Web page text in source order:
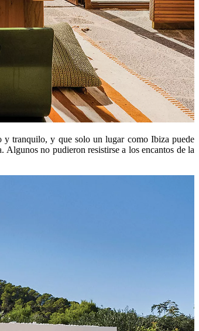
y tranquilo, y que solo un lugar como Ibiza puede
Algunos no pudieron resistirse a los encantos de la